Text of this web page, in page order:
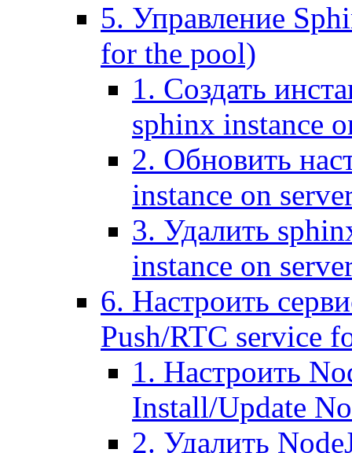
5. Управление
for the pool)
1. Создать
sphinx instance
2. Обновить
instance on
3. Удалить
instance on
6. Настроить
Push/RTC service
1. Настроить
Install/Update
2. Удалить